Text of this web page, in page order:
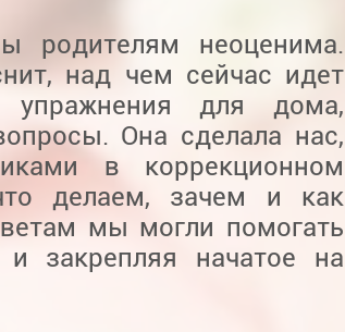
родителям неоценима.
над чем сейчас идет
упражнения для дома,
Она сделала нас,
в коррекционном
делаем, зачем и как
мы могли помогать
закрепляя начатое на